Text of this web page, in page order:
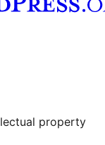
property